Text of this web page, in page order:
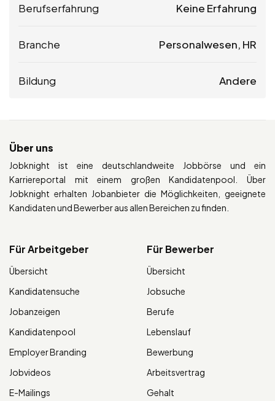
Berufserfahrung Keine Erfahrung
Branche Personalwesen, HR
Bildung Andere
Über uns
Jobknight ist eine deutschlandweite Jobbörse und ein
Karriereportal mit einem großen Kandidatenpool. Über
Jobknight erhalten Jobanbieter die Möglichkeiten, geeignete
Kandidaten und Bewerber aus allen Bereichen zu finden.
Für Arbeitgeber
Übersicht
Kandidatensuche
Jobanzeigen
Kandidatenpool
Employer Branding
Jobvideos
E-Mailings
Für Bewerber
Übersicht
Jobsuche
Berufe
Lebenslauf
Bewerbung
Arbeitsvertrag
Gehalt